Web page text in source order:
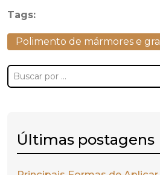
Tags:
Polimento de mármores e
Últimas postagens